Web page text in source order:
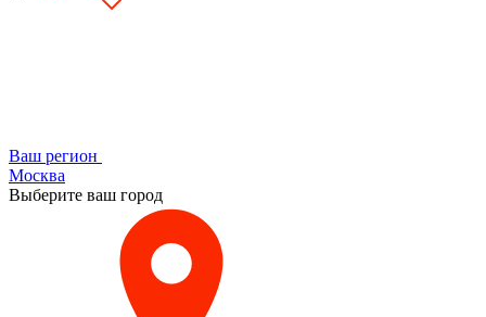
Ваш регион
Москва
Выберите ваш город